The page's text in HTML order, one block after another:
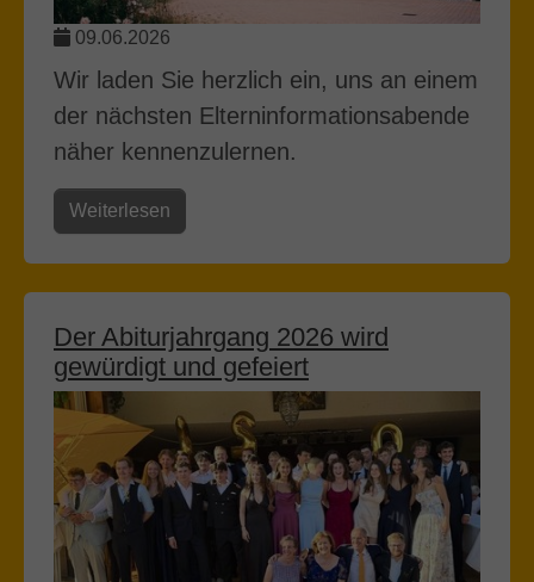
09.06.2026
Wir laden Sie herzlich ein, uns an einem
der nächsten Elterninformationsabende
näher kennenzulernen.
Weiterlesen
Der Abiturjahrgang 2026 wird
gewürdigt und gefeiert